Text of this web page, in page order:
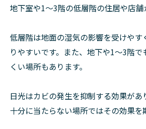
地下室や1～3階の低層階の住居や店舗
低層階は地面の湿気の影響を受けやす
りやすいです。また、地下や1～3階
くい場所もあります。
日光はカビの発生を抑制する効果があ
十分に当たらない場所ではその効果を